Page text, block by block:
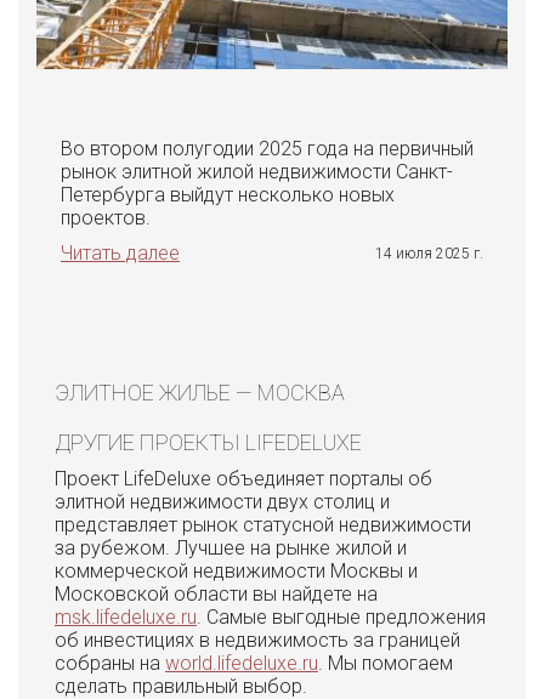
Во втором полугодии 2025 года на первичный
рынок элитной жилой недвижимости Санкт-
Петербурга выйдут несколько новых
проектов.
Читать далее
14 июля 2025 г.
ЭЛИТНОЕ ЖИЛЬЕ — МОСКВА
ДРУГИЕ ПРОЕКТЫ LIFEDELUXE
Проект LifeDeluxe объединяет порталы об
элитной недвижимости двух столиц и
представляет рынок статусной недвижимости
за рубежом. Лучшее на рынке жилой и
коммерческой недвижимости Москвы и
Московской области вы найдете на
msk.lifedeluxe.ru . Самые выгодные предложения
об инвестициях в недвижимость за границей
собраны на world.lifedeluxe.ru . Мы помогаем
сделать правильный выбор.